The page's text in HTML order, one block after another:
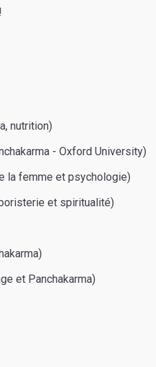
nutrition)
- Oxford University)
la femme et psychologie)
et spiritualité)
et Panchakarma)